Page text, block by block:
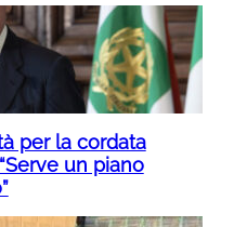
per la cordata
un piano